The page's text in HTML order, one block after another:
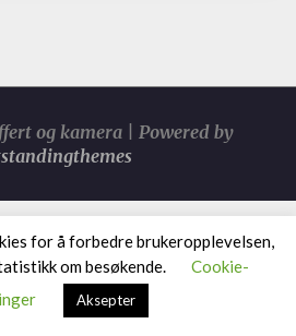
og kamera | Powered by
for å forbedre brukeropplevelsen,
om besøkende.
Cookie-
Aksepter